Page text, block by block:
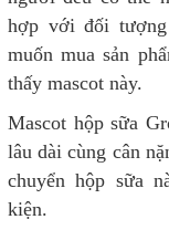
hợp với đối
muốn mua sản
thấy mascot này.
Mascot hộp sữa
lâu dài cùng cân
chuyển hộp sữa
kiện.